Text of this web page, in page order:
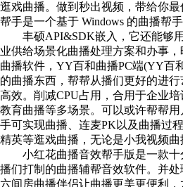
逛戏曲播。做到秒出视频，带给你
帮手是一个基于 Windows 的曲播帮手
丰硕API&SDK嵌入，它还能够用
业供给场景化曲播处理方案和办事
曲播软件，YY百和曲播PC端(YY百
的曲播东西，帮帮从播们更好的进
高效。削减CPU占用，合用于企业培
教育曲播等多场景。可以或许帮帮
手可实现曲播、连麦PK以及曲播过
精英等逛戏曲播，无论是小我视频曲
小红花曲播音效帮手版是一款十
播们打制的曲播辅帮音效软件。并处
六间房曲播伴侣让曲播更美更便利